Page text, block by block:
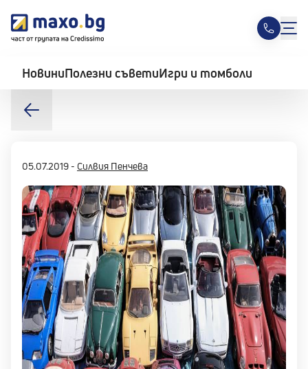
НовиниПолезни съветиИгри и томболи
05.07.2019 - Силвия Пенчева